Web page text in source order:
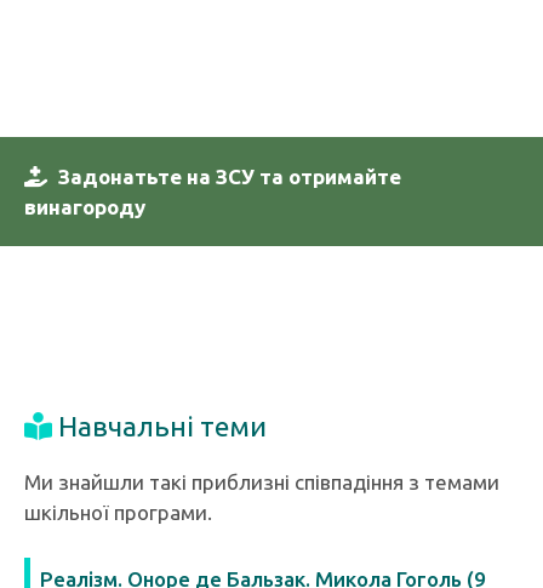
Задонатьте на ЗСУ та отримайте
винагороду
Навчальні теми
Ми знайшли такі приблизні співпадіння з темами
шкільної програми.
Реалізм. Оноре де Бальзак. Микола Гоголь (9